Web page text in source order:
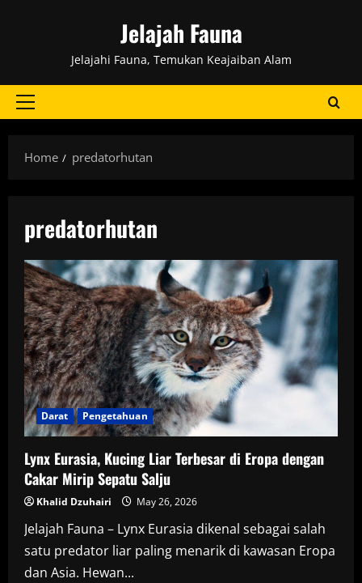
Jelajah Fauna
Jelajahi Fauna, Temukan Keajaiban Alam
Primary
Home
predatorhutan
predatorhutan
Darat Pengetahuan
Lynx Eurasia, Kucing Liar Terbesar di Eropa dengan
Cakar Mirip Sepatu Salju
Khalid Dzuhairi May 26, 2026
Jelajah Fauna – Lynx Eurasia dikenal sebagai salah
satu predator liar paling menarik di kawasan Eropa
dan Asia. Hewan...